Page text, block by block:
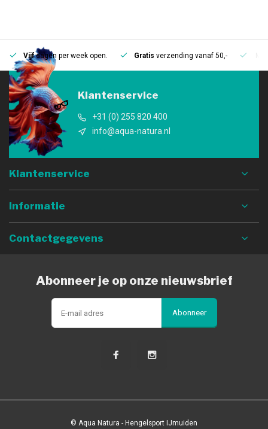
Vijfdagen per week open. Gratis verzending vanaf 50,-
Klantenservice
+31 (0) 255 820 400
info@aqua-natura.nl
Klantenservice
Informatie
Contactgegevens
Abonneer je op onze nieuwsbrief
Abonneer
© Aqua Natura - Hengelsport IJmuiden